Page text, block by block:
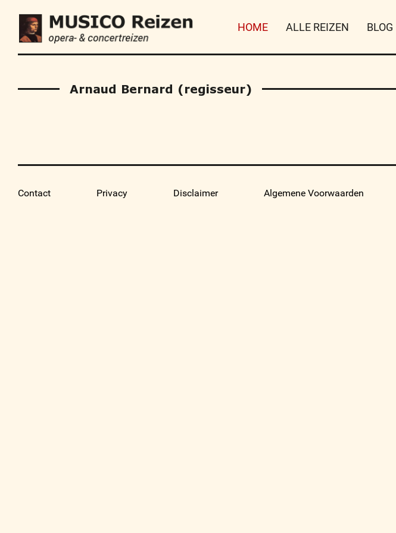
HOME ALLE REIZEN BLOG
Arnaud Bernard (regisseur)
Contact Privacy Disclaimer Algemene Voorwaarden